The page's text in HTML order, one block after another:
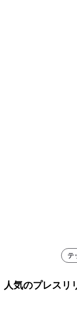
テ
人気のプレスリ